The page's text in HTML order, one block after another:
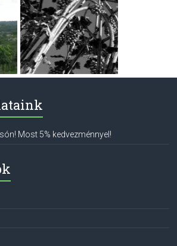
Most 5% kedvezménnyel!